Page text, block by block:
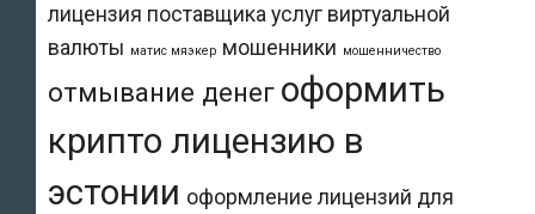
лицензия поставщика услуг виртуальной
валюты матис мяэкер мошенники мошенничество
отмывание денег оформить
крипто лицензию в
эстонии оформление лицензий для